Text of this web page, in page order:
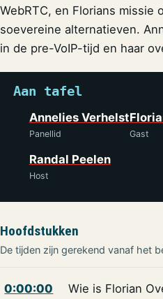
WebRTC, en Florians
soevereine alternatieven.
in de pre-VoIP-tijd en haar
Aan tafel
Annelies Verhelst
Panellid Gast
Randal Peelen
Host
Hoofdstukken
De tijden zijn gerekend vanaf het
0:00:00 Wie is Florian